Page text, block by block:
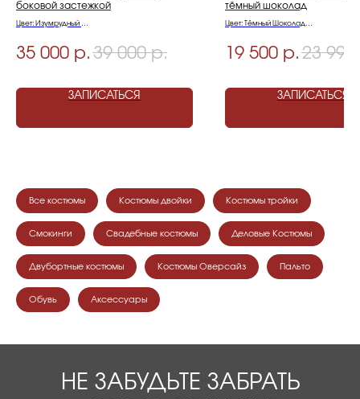
боковой застежкой
Цвет: Изумрудный
Размеры: 46-56
Акция! Услуга Ателье в Подарок!
35 000 р. 39 000 р.
ЗАПИСАТЬСЯ
тёмный шоколад
Цвет: Тёмный Шоколад
Размеры: 44-58
Услуги Ателье в Подарок!
19 500 р. 23 990
ЗАПИСАТЬСЯ
Все костюмы Костюмы двойки Костюмы тройки
Смокинги Свадебные костюмы Деловые Костюмы
Двубортные костюмы Костюмы Оверсайз Пальто
Обувь Аксессуары
НЕ ЗАБУДЬТЕ ЗАБРАТЬ